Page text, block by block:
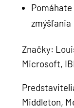
zmýšľania
Značky:
Microsoft,
Middleton,